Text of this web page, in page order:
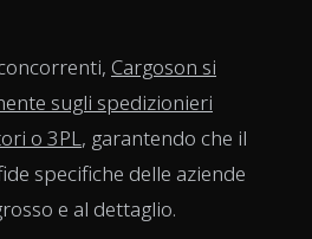
Cargoson si
sugli spedizionieri
o 3PL, garantendo che il
specifiche delle aziende
e al dettaglio.